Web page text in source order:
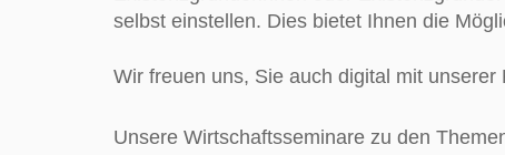
selbst einstellen. Dies bietet Ihnen die
Wir freuen uns, Sie auch digital mit
Unsere Wirtschaftsseminare zu den